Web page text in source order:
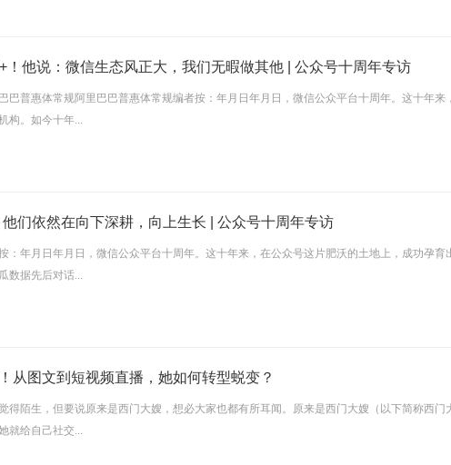
！他说：微信生态风正大，我们无暇做其他 | 公众号十周年专访
巴普惠体常规阿里巴巴普惠体常规编者按：年月日年月日，微信公众平台十周年。这十年
构。如今十年...
们依然在向下深耕，向上生长 | 公众号十周年专访
：年月日年月日，微信公众平台十周年。这十年来，在公众号这片肥沃的土地上，成功孕
数据先后对话...
从图文到短视频直播，她如何转型蜕变？
得陌生，但要说原来是西门大嫂，想必大家也都有所耳闻。原来是西门大嫂（以下简称西
就给自己社交...